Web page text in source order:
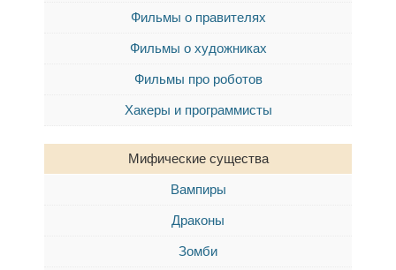
Фильмы о правителях
Фильмы о художниках
Фильмы про роботов
Хакеры и программисты
Мифические существа
Вампиры
Драконы
Зомби